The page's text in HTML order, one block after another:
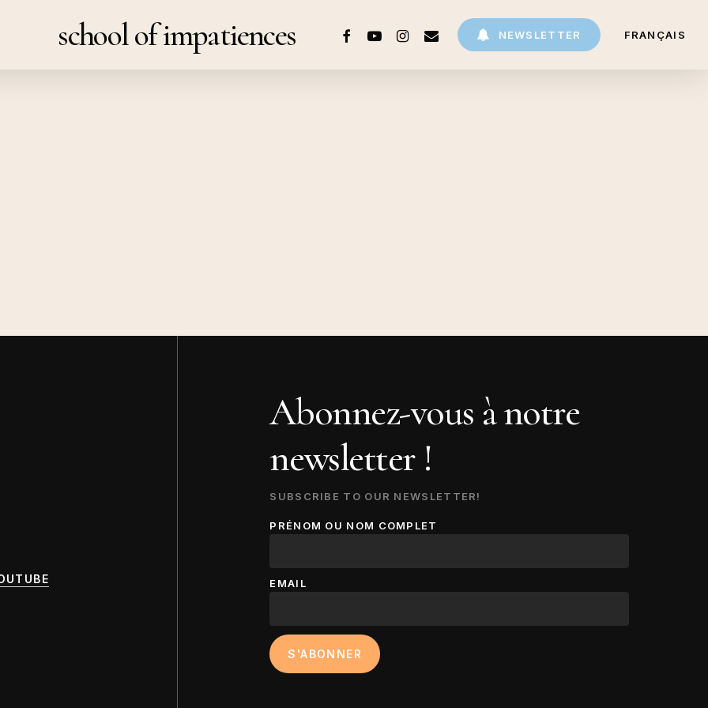
school of impatiences NEWSLETTER FRANÇAIS
FACEBOOKYOUTUBEINSTAGRAM
EMAIL
Abonnez-vous à notre
newsletter !
SUBSCRIBE TO OUR NEWSLETTER!
PRÉNOM OU NOM COMPLET
EMAIL